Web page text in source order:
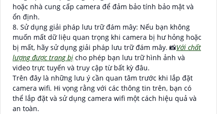
hoặc nhà cung cấp camera để đảm bảo tính bảo mật và
ổn định.
8. Sử dụng giải pháp lưu trữ đám mây: Nếu bạn không
muốn mất dữ liệu quan trọng khi camera bị hư hỏng hoặc
bị mất, hãy sử dụng giải pháp lưu trữ đám mây. 📸Với chất
lượng được trang bị cho phép bạn lưu trữ hình ảnh và
video trực tuyến và truy cập từ bất kỳ đâu.
Trên đây là những lưu ý cần quan tâm trước khi lắp đặt
camera wifi. Hi vọng rằng với các thông tin trên, bạn có
thể lắp đặt và sử dụng camera wifi một cách hiệu quả và
an toàn.